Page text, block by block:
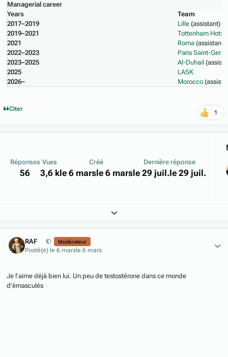
Managerial career
Years
Team
2017–2019
Lille (assistant)
2019–2021
Tottenham
2021
Roma (assistant)
2022–2023
Paris Saint-
2023–2025
Al-Duhail
2025
LASK
2026–
Morocco
Citer 1
Réponses
56
Vues
3,6 k
Créé
le 6 marsle 6 mars
Dernière réponse
le 29 juil.le 29 juil.
Expand topic overview
RAF Modérateur
Posté(e) le 6 mars le 6 mars
Je l'aime déjà bien lui. Un peu de testostérone dans ce monde
d'émasculés